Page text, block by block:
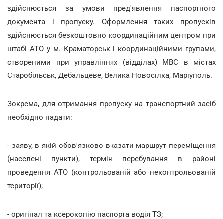
здійснюється за умови пред'явлення паспортного
документа і пропуску. Оформлення таких пропусків
здійснюється безкоштовно координаційним центром при
штабі АТО у м. Краматорськ і координаційними групами,
створеними при управліннях (відділах) МВС в містах
Старобільськ, Дебальцеве, Велика Новосілка, Маріуполь.
Зокрема, для отримання пропуску на транспортний засіб
необхідно надати:
- заяву, в якій обов'язково вказати маршрут переміщення
(населені пункти), термін перебування в районі
проведення АТО (контрольованій або неконтрольованій
території);
- оригінал та ксерокопію паспорта водія ТЗ;